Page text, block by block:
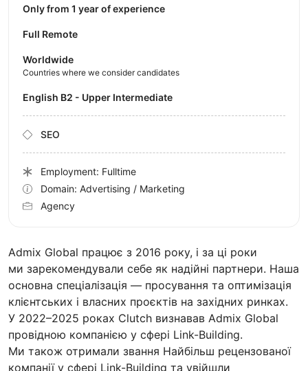
Admix Global працює з 2016 року, і за ці роки
ми зарекомендували себе як надійні партнери. Наша
основна спеціалізація — просування та оптимізація
клієнтських і власних проєктів на західних ринках.
У 2022–2025 роках Clutch визнавав Admix Global
провідною компанією у сфері Link-Building.
Ми також отримали звання Найбільш рецензованої
компанії у сфері Link-Building та увійшли
Only from 1 year of experience
Full Remote
Worldwide
Countries where we consider candidates
English B2 - Upper Intermediate
SEO
Employment: Fulltime
Domain: Advertising / Marketing
Agency